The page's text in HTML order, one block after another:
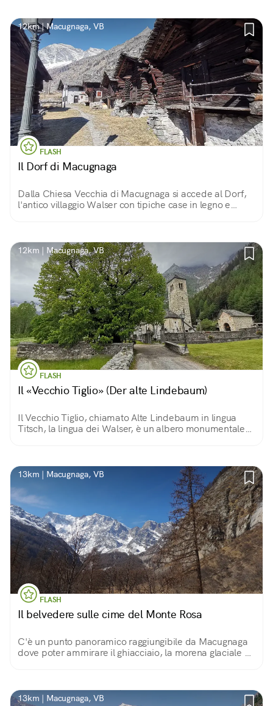
12km | Macugnaga, VB
FLASH
Il Dorf di Macugnaga
Dalla Chiesa Vecchia di Macugnaga si accede al Dorf,
l'antico villaggio Walser con tipiche case in legno e
12km | Macugnaga, VB
FLASH
Il «Vecchio Tiglio» (Der alte Lindebaum)
Il Vecchio Tiglio, chiamato Alte Lindebaum in lingua
Titsch, la lingua dei Walser, è un albero monumentale
13km | Macugnaga, VB
FLASH
Il belvedere sulle cime del Monte Rosa
C'è un punto panoramico raggiungibile da Macugnaga
dove poter ammirare il ghiacciaio, la morena glaciale e
13km | Macugnaga, VB